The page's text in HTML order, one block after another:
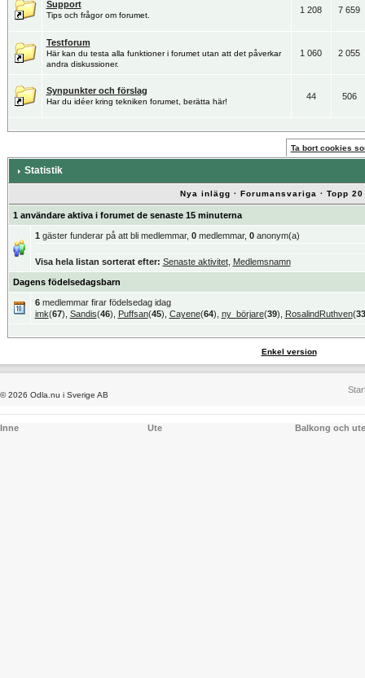
Support
Tips och frågor om forumet.
1 208 7 659
Testforum
Här kan du testa alla funktioner i forumet utan att det påverkar
andra diskussioner.
1 060 2 055
Synpunkter och förslag
Har du idéer kring tekniken forumet, berätta här!
44 506
Ta bort cookies
Statistik
Nya inlägg · Forumansvariga · Topp
1 användare aktiva i forumet de senaste 15 minuterna
1 gäster funderar på att bli medlemmar, 0medlemmar, 0anonym(a)
Visa hela listan sorterat efter: Senaste aktivitet, Medlemsnamn
Dagens födelsedagsbarn
6medlemmar firar födelsedag idag
imk(67), Sandis(46), Puffsan(45), Cayene(64), ny_börjare(39), RosalindRuthven(33
Enkel version
© 2026 Odla.nu i Sverige AB
Inne Ute Balkong och